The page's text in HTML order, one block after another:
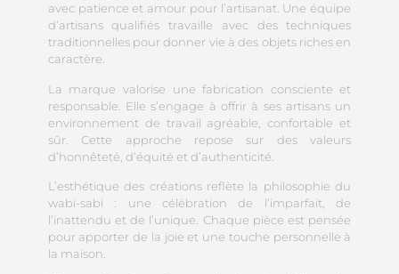
avec patience et amour pour l’artisanat. Une équipe
d’artisans qualifiés travaille avec des techniques
traditionnelles pour donner vie à des objets riches en
caractère.
La marque valorise une fabrication consciente et
responsable. Elle s’engage à offrir à ses artisans un
environnement de travail agréable, confortable et
sûr. Cette approche repose sur des valeurs
d’honnêteté, d’équité et d’authenticité.
L’esthétique des créations reflète la philosophie du
wabi-sabi : une célébration de l’imparfait, de
l’inattendu et de l’unique. Chaque pièce est pensée
pour apporter de la joie et une touche personnelle à
la maison.